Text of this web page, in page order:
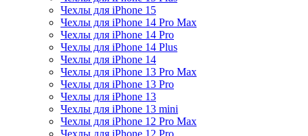
Чехлы для iPhone 15
Чехлы для iPhone 14 Pro Max
Чехлы для iPhone 14 Pro
Чехлы для iPhone 14 Plus
Чехлы для iPhone 14
Чехлы для iPhone 13 Pro Max
Чехлы для iPhone 13 Pro
Чехлы для iPhone 13
Чехлы для iPhone 13 mini
Чехлы для iPhone 12 Pro Max
Чехлы для iPhone 12 Pro